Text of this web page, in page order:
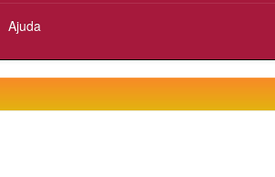
Ajuda